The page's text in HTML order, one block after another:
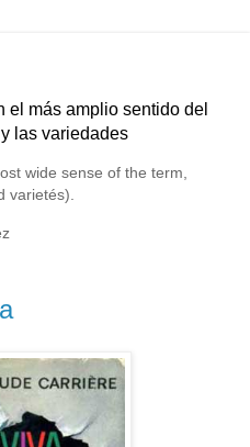
el más amplio sentido del
las variedades
wide sense of the term,
varietés).